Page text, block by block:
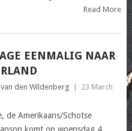
Read More
EENMALIG NAAR
den Wildenberg
23 March
de Amerikaans/Schotse